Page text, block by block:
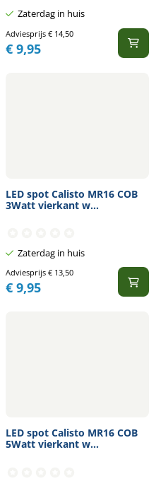
Zaterdag in huis
Adviesprijs €14,50
€9,95
LED spot Calisto MR16 COB
3Watt vierkant w...
Zaterdag in huis
Adviesprijs €13,50
€9,95
LED spot Calisto MR16 COB
5Watt vierkant w...